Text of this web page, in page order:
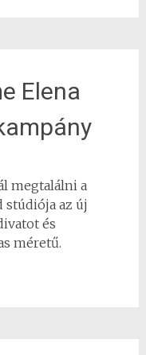
Elena
megtalálni a
stúdiója az új
és
méretű.